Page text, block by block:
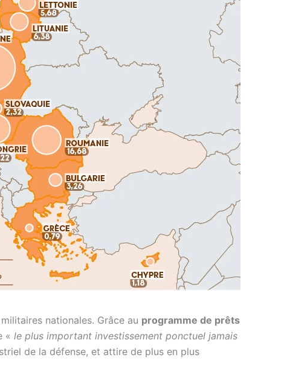
nationales. Grâce au programme de prêts
« le plus important investissement ponctuel jamais
de la défense, et attire de plus en plus